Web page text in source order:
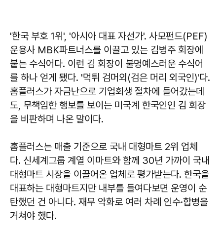
'한국 부호 1위', '아시아 대표 자선가'. 사모펀드(PEF)
운용사 MBK파트너스를 이끌고 있는 김병주 회장에
붙는 수식어다. 이런 김 회장이 불명예스러운 수식어
를 하나 얻게 됐다. '먹튀 검머외(검은 머리 외국인)'다.
홈플러스가 자금난으로 기업회생 절차에 들어갔는데
도, 무책임한 행보를 보이는 미국계 한국인인 김 회장
을 비판하며 나온 말이다.
홈플러스는 매출 기준으로 국내 대형마트 2위 업체
다. 신세계그룹 계열 이마트와 함께 30년 가까이 국내
대형마트 시장을 이끌어온 업체로 평가받는다. 한국을
대표하는 대형마트지만 내부를 들여다보면 운영이 순
탄했던 건 아니다. 재무 악화로 여러 차례 인수·합병을
거쳐야 했다.